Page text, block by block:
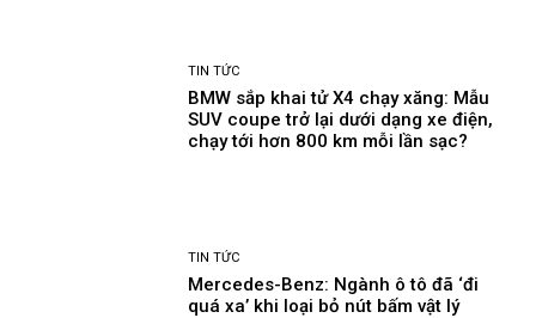
TIN TỨC
BMW sắp khai tử X4 chạy xăng: Mẫu
SUV coupe trở lại dưới dạng xe điện,
chạy tới hơn 800 km mỗi lần sạc?
TIN TỨC
Mercedes-Benz: Ngành ô tô đã ‘đi
quá xa’ khi loại bỏ nút bấm vật lý